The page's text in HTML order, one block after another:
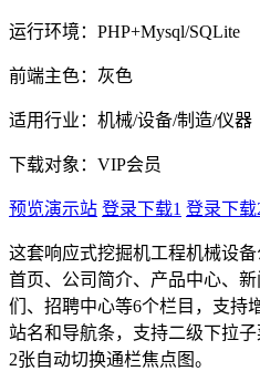
运行环境：PHP+Mysql/SQLite
前端主色：灰色
适用行业：机械/设备/制造/仪器
下载对象：VIP会员
预览演示站 登录下载1 登录下载
这套响应式挖掘机工程机械设
首页、公司简介、产品中心、
们、招聘中心等6个栏目，支持
站名和导航条，支持二级下拉
2张自动切换通栏焦点图。